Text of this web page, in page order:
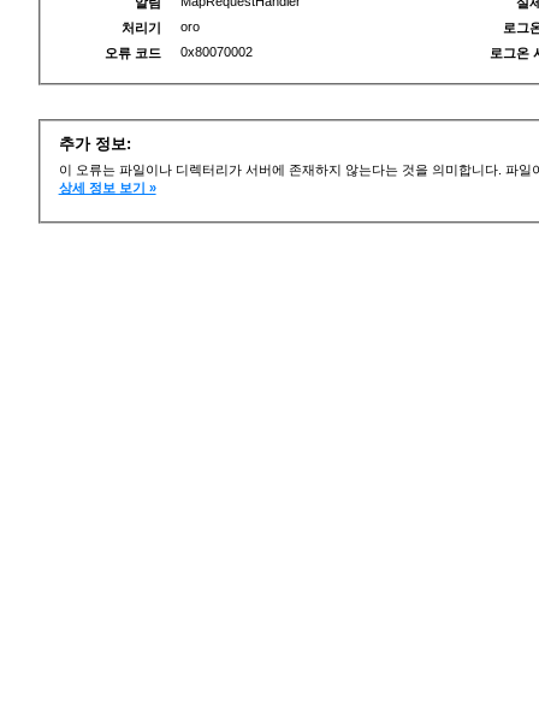
처리기
oro
오류 코드
0x80070002
로그
로그온
추가 정보:
이 오류는 파일이나 디렉터리가 서버에 존재하지 않는다는 것을 의미합니다. 파
상세 정보 보기 »